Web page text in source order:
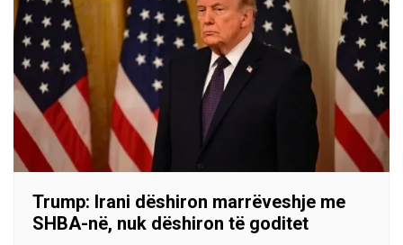
Trump: Irani dëshiron marrëveshje me
SHBA-në, nuk dëshiron të goditet